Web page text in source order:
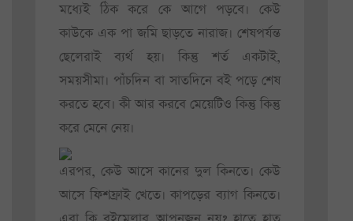
মধ্যেই ঠিক করে কে আগে পড়বে। কেউ
কাউকে এক পা জমি ছাড়তে নারাজ। শেষপর্যন্ত
ছেলেরাই ব্যর্থ হয়। কিন্তু শর্ত একটাই,
সময়সীমা। পাঁচদিন বা সাতদিনে বই পড়ে শেষ
করতে হবে। কী আর করবে মেয়েটিও কিন্তু কিন্তু
করে মেনে নেয়।
এরপর, কেউ আসে কানের দুল কিনতে। কেউ
আসে ফিশফ্রাই খেতে। কাপড়ের ব্যাগ কিনতে।